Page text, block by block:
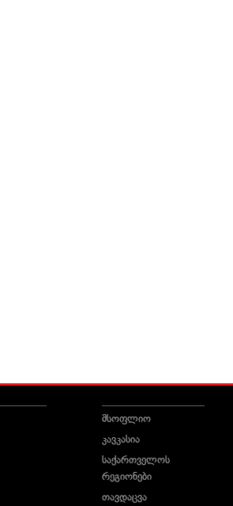
მსოფლიო
კავკასია
საქართველოს
რეგიონები
თავდაცვა